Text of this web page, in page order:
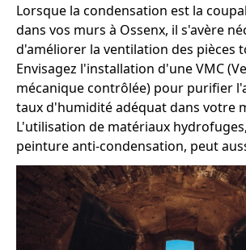
Lorsque la condensation est la
dans vos murs à Ossenx, il s'avère
d'améliorer la ventilation des pièces
Envisagez l'installation d'une VMC
mécanique contrôlée) pour purifier
taux d'humidité adéquat dans votre
L'utilisation de matériaux
peinture anti-condensation, peut